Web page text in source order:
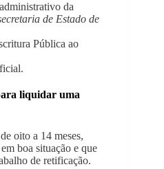
da
de Estado de
Pública ao
liquidar uma
oito a 14 meses,
boa situação e que
de retificação.